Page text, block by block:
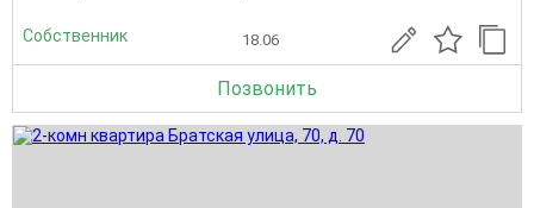
Собственник 18.06
Позвонить